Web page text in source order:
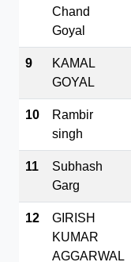
Chand
Goyal
9
KAMAL
GOYAL
10
Rambir
singh
11
Subhash
Garg
12
GIRISH
KUMAR
AGGARWAL